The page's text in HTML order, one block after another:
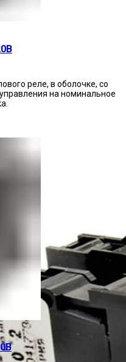
реле, в оболочке, со
на номинальное